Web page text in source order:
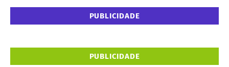
PUBLICIDADE
PUBLICIDADE